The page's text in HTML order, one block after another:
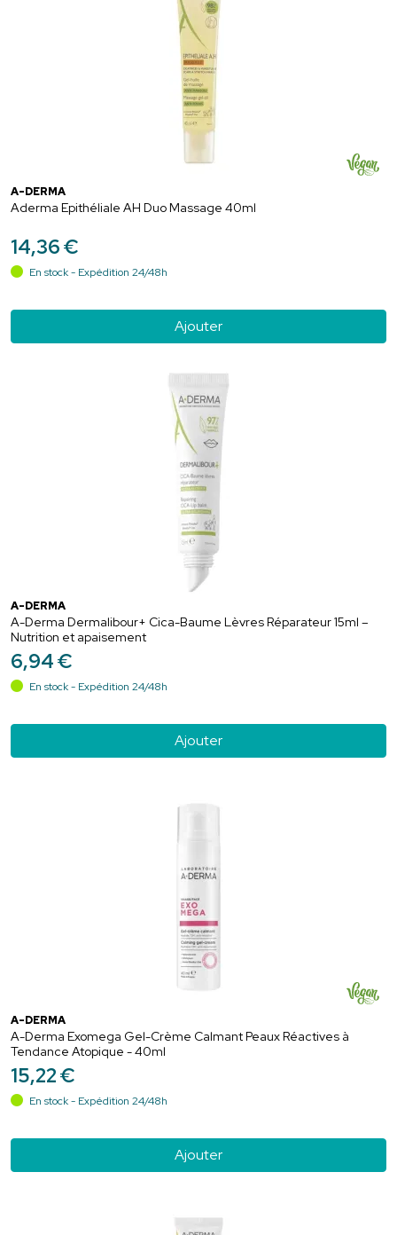
A-DERMA
Aderma Epithéliale AH Duo Massage 40ml
14,36€
En stock - Expédition 24/48h
Ajouter
A-DERMA
A-Derma Dermalibour+ Cica-Baume Lèvres Réparateur 15ml –
Nutrition et apaisement
6,94€
En stock - Expédition 24/48h
Ajouter
A-DERMA
A-Derma Exomega Gel-Crème Calmant Peaux Réactives à
Tendance Atopique - 40ml
15,22€
En stock - Expédition 24/48h
Ajouter